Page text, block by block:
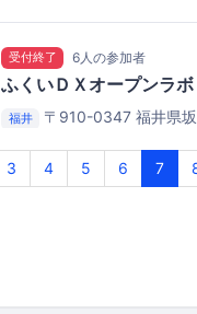
受付終了 6人の参加者
ふくいＤＸオープンラボ
福井 〒910-0347 福井県
3 4 5 6 7